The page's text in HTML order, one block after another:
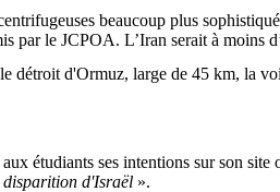
beaucoup plus
par le JCPOA. L’Iran serait à moins
détroit d'Ormuz, large de 45 km, la
étudiants ses intentions sur son site
disparition d'Israël ».